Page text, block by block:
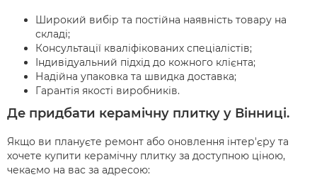
Широкий вибір та постійна наявність товару на
складі;
Консультації кваліфікованих спеціалістів;
Індивідуальний підхід до кожного клієнта;
Надійна упаковка та швидка доставка;
Гарантія якості виробників.
Де придбати керамічну плитку у Вінниці.
Якщо ви плануєте ремонт або оновлення інтер'єру та
хочете купити керамічну плитку за доступною ціною,
чекаємо на вас за адресою: